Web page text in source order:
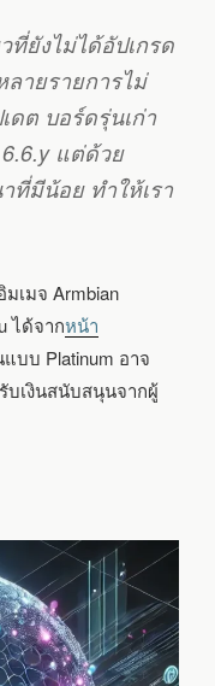
ที่ยังไม่ได้อัปเกรด
ลายรายการไม่
ดต บอร์ดรุ่นเก่า
แต่ด้วย
มีน้อย ทำให้เรา
เมจ Armbian
ได้จากหน้า
บบ Platinum อาจ
บเงินสนับสนุนจากผู้